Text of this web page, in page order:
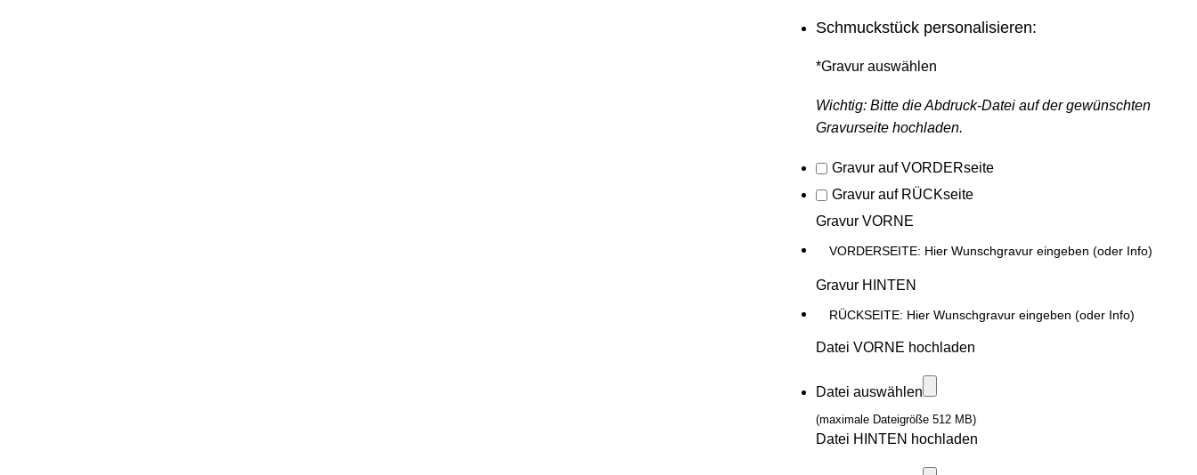
Schmuckstück personalisieren:
*Gravur auswählen
Wichtig: Bitte die Abdruck-Datei auf der gewünschten
Gravurseite hochladen.
Gravur auf VORDERseite
Gravur auf RÜCKseite
Gravur VORNE
Gravur HINTEN
Datei VORNE hochladen
Datei auswählen
(maximale Dateigröße 512 MB)
Datei HINTEN hochladen